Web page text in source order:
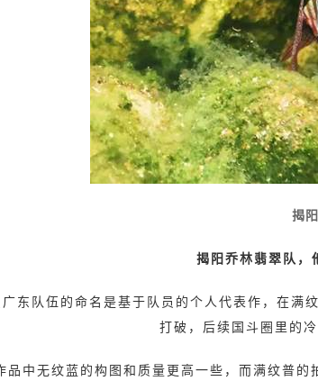
揭
揭阳乔林翡翠队，
广东队伍的命名是基于队员的个人代表作，在满
打破，后续国斗圈里的
品中无纹蓝的构图和质量更高一些，而满纹普